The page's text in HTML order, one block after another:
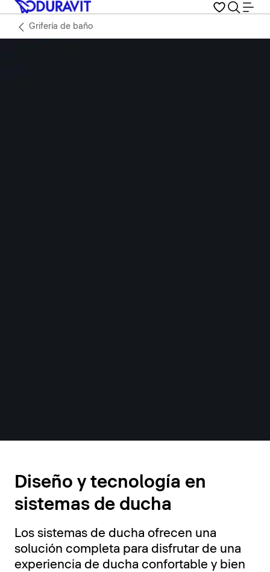
Grifería de baño
Diseño y tecnología en
sistemas de ducha
Los sistemas de ducha ofrecen una
solución completa para disfrutar de una
experiencia de ducha confortable y bien